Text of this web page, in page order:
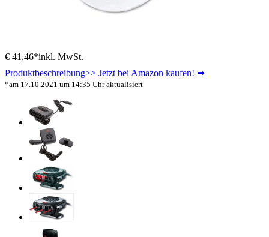
€ 41,46*inkl. MwSt.
Produktbeschreibung>> Jetzt bei Amazon kaufen! ➥
*am 17.10.2021 um 14:35 Uhr aktualisiert